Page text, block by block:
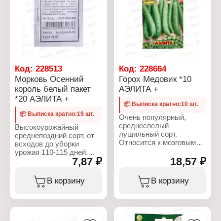
продукции возможен
подзимний посев.
Характеристики:
Производитель: Аэлита
Тип товара: Семена
Срок созревания:
среднеспелый
Упаковка: Евро
Вес: 2 г
Характеристики:
Производитель: Аэлита
Тип товара: Семена
Вид: Петрушка
Вариация: листовая
Срок созревания:
скороспелый
Упаковка: белый пакет
Вес: 2 г
Код: 228513
Морковь Осенний
король белый пакет
*20 АЭЛИТА +
📦 Выписка кратно:19 шт.
Высокоурожайный
среднепоздний сорт, от
всходов до уборки
урожая 110-115 дней.
Один из лидеров по
содержанию каротина и
сахаров. Корнеплоды
цилиндрические
7,87 ₽
В корзину
Код:228664
Горох Медовик *10
АЭЛИТА +
📦 Выписка кратно:10 шт.
Очень популярный,
среднеспелый
лущильный сорт.
Относится к мозговым
самый сладкий горошек
высшего качества. В
биологической спелости
семена морщинистые.
можно на 60-70 день
после всходов. Стебель
длиной 55-60 см. Бобы
18,57 ₽
В корзину